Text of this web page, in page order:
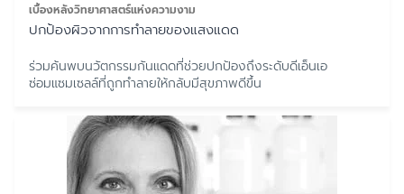
เบื้องหลังวิทยาศาสตร์แห่งความงาม
ปกป้องผิวจากการทำลายของแสงแดด
ร่วมค้นพบนวัตกรรมกันแดดที่ช่วยปกป้องถึงระดับดีเอ็นเอ
ซ่อมแซมเซลล์ที่ถูกทำลายให้กลับมีสุขภาพดีขึ้น